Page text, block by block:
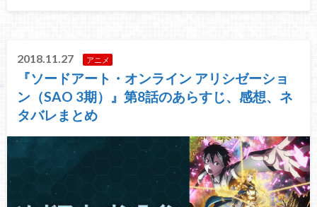
2018.11.27 アニメ
『ソードアート・オンライン アリシゼーショ
ン（SAO 3期）』第8話のあらすじ、感想、ネ
タバレまとめ